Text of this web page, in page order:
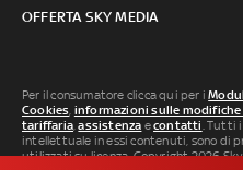
OFFERTA SKY MEDIA
Per il consumatore clicca qui per i
Cookies, informazioni sulle
tariffaria,assistenza econtatti. Tutti
intellettuale in essi contenuti, sono di
utilizzati su licenza. Copyright 2026